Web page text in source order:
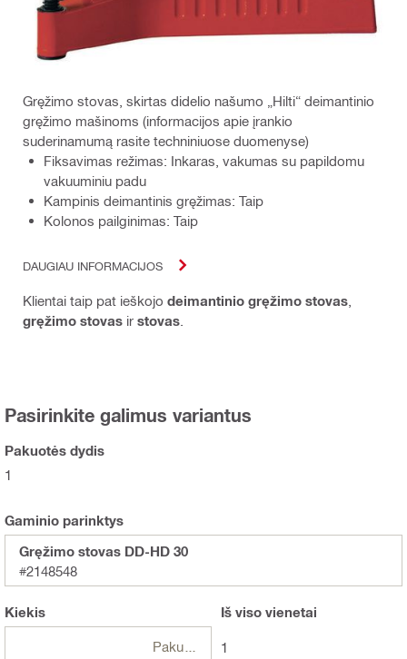
Gręžimo stovas, skirtas didelio našumo „Hilti“ deimantinio
gręžimo mašinoms (informacijos apie įrankio
suderinamumą rasite techniniuose duomenyse)
Fiksavimas režimas: Inkaras, vakumas su papildomu
vakuuminiu padu
Kampinis deimantinis gręžimas: Taip
Kolonos pailginimas: Taip
DAUGIAU INFORMACIJOS
Klientai taip pat ieškojo deimantinio gręžimo stovas
gręžimo stovas ir stovas
Pasirinkite galimus variantus
Pakuotės dydis
1
Gaminio parinktys
Gręžimo stovas DD-HD 30
#2148548
Kiekis
Pakuotės
Iš visovienetai
1